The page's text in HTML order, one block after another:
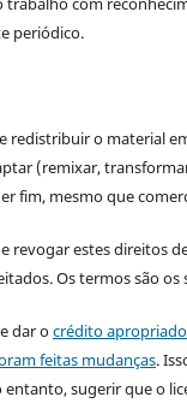
periódico.
redistribuir o material
(remixar,
fim, mesmo que
revogar estes direitos
Os termos são os
dar ocrédito apropriado
feitas mudanças.
entanto, sugerir que o